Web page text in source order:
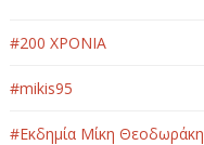
#200 ΧΡΟΝΙΑ
#mikis95
#Εκδημία Μίκη Θεοδωράκη